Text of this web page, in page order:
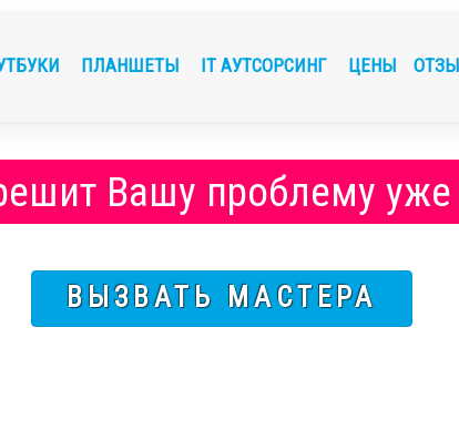
ПЛАНШЕТЫ IT АУТСОРСИНГ ЦЕНЫ
Вашу проблему уже
ВЫЗВАТЬ МАСТЕРА